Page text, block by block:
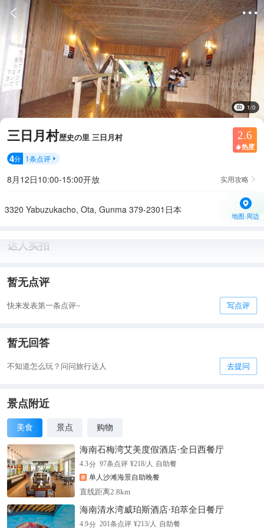
 
1/0
三日月村歴史の里 三日月村 2.6
 热度
4分 1条点评 
8月12日10:00-15:00开放 实用攻略 
3320 Yabuzukacho, Ota, Gunma 379-2301日本
地图·周边
达人实拍
暂无点评
快来发表第一条点评~ 写点评
暂无回答
不知道怎么玩？问问旅行达人 去提问
景点附近
美食 景点 购物
海南石梅湾艾美度假酒店·全日西餐厅
4.3分 97条点评 ¥218/人 自助餐
单人沙滩海景自助晚餐
直线距离2.8km
海南清水湾威珀斯酒店·珀萃全日餐厅
4.9分 201条点评 ¥213/人 自助餐